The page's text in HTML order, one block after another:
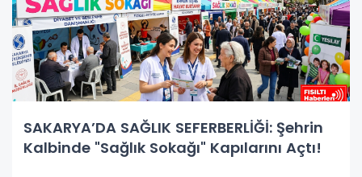
SAKARYA’DA SAĞLIK SEFERBERLİĞİ: Şehrin
Kalbinde "Sağlık Sokağı" Kapılarını Açtı!